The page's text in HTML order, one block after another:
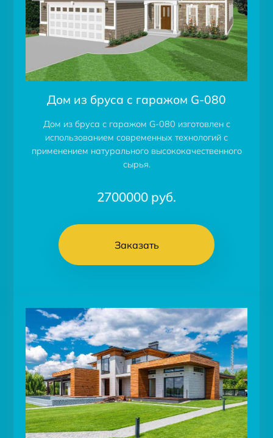
Дом из бруса с гаражом G-080
Дом из бруса с гаражом G-080 изготовлен с
использованием современных технологий с
применением натурального высококачественного
сырья.
2700000 руб.
Заказать